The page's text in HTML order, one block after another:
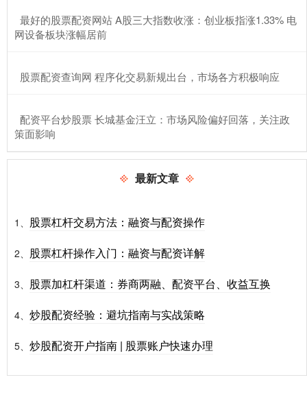
​最好的股票配资网站 A股三大指数收涨：创业板指涨1.33% 电
网设备板块涨幅居前
​股票配资查询网 程序化交易新规出台，市场各方积极响应
​配资平台炒股票 长城基金汪立：市场风险偏好回落，关注政
策面影响
最新文章
1、 股票杠杆交易方法：融资与配资操作
2、 股票杠杆操作入门：融资与配资详解
3、 股票加杠杆渠道：券商两融、配资平台、收益互换
4、 炒股配资经验：避坑指南与实战策略
5、 炒股配资开户指南 | 股票账户快速办理